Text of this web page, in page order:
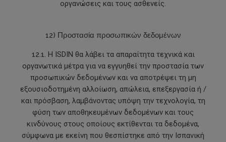
οργανώσεις και τους ασθενείς.
12) Προστασία προσωπικών δεδομένων
12.1. Η ISDIN θα λάβει τα απαραίτητα τεχνικά και
οργανωτικά μέτρα για να εγγυηθεί την προστασία των
προσωπικών δεδομένων και να αποτρέψει τη μη
εξουσιοδοτημένη αλλοίωση, απώλεια, επεξεργασία ή /
και πρόσβαση, λαμβάνοντας υπόψη την τεχνολογία, τη
φύση των αποθηκευμένων δεδομένων και τους
κινδύνους στους οποίους εκτίθενται τα δεδομένα,
σύμφωνα με εκείνη που θεσπίστηκε από την Ισπανική